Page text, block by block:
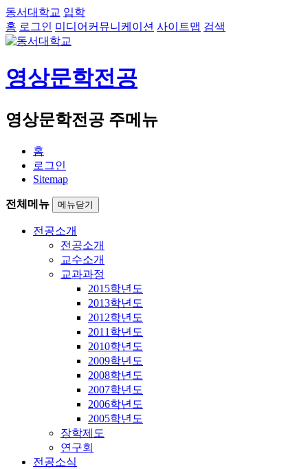
동서대학교 입학
홈 로그인 미디어커뮤니케이션 사이트맵 검색
영상문학전공
영상문학전공 주메뉴
홈
로그인
Sitemap
전체메뉴 메뉴닫기
전공소개
전공소개
교수소개
교과과정
2015학년도
2013학년도
2012학년도
2011학년도
2010학년도
2009학년도
2008학년도
2007학년도
2006학년도
2005학년도
장학제도
연구회
전공소식